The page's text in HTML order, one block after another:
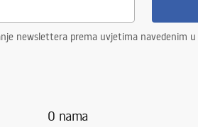
newslettera prema uvjetima navedenim u
O nama